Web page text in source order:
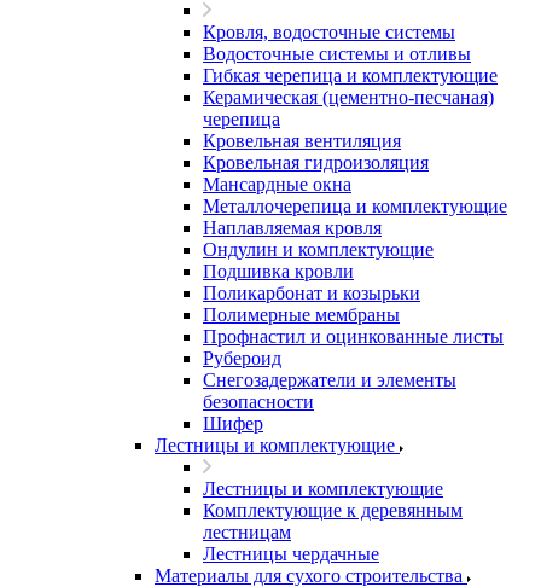
Кровля, водосточные системы
Водосточные системы и отливы
Гибкая черепица и комплектующие
Керамическая (цементно-песчаная)
черепица
Кровельная вентиляция
Кровельная гидроизоляция
Мансардные окна
Металлочерепица и комплектующие
Наплавляемая кровля
Ондулин и комплектующие
Подшивка кровли
Поликарбонат и козырьки
Полимерные мембраны
Профнастил и оцинкованные листы
Рубероид
Снегозадержатели и элементы
безопасности
Шифер
Лестницы и комплектующие
Лестницы и комплектующие
Комплектующие к деревянным
лестницам
Лестницы чердачные
Материалы для сухого строительства